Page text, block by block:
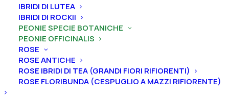
IBRIDI DI LUTEA
IBRIDI DI ROCKII
PEONIE SPECIE BOTANICHE
PEONIE OFFICINALIS
ROSE
ROSE ANTICHE
ROSE IBRIDI DI TEA (GRANDI FIORI RIFIORENTI)
ROSE FLORIBUNDA (CESPUGLIO A MAZZI RIFIORENTE)